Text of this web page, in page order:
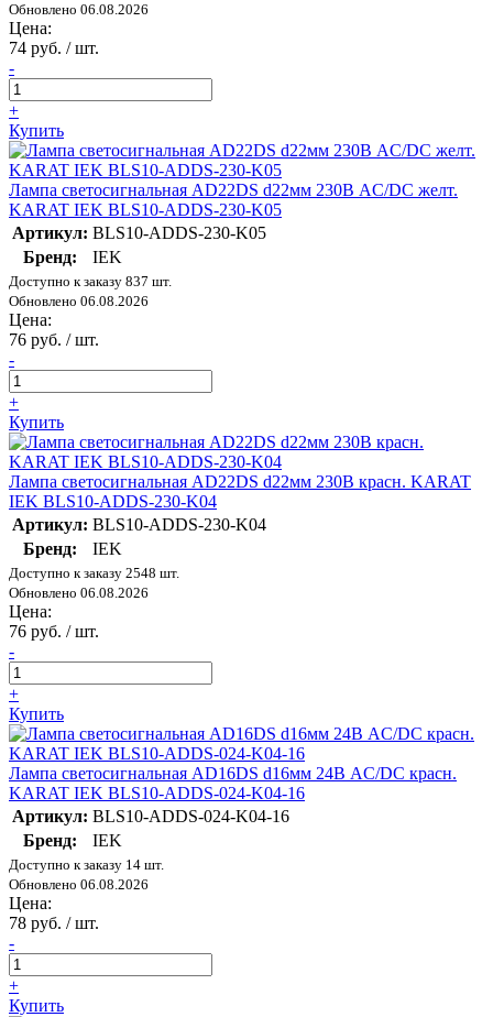
Обновлено 06.08.2026
Цена:
74 руб. / шт.
-
+
Купить
Лампа светосигнальная AD22DS d22мм 230В AC/DC желт.
KARAT IEK BLS10-ADDS-230-K05
Артикул: BLS10-ADDS-230-K05
Бренд:
IEK
Доступно к заказу 837 шт.
Обновлено 06.08.2026
Цена:
76 руб. / шт.
-
+
Купить
Лампа светосигнальная AD22DS d22мм 230В красн. KARAT
IEK BLS10-ADDS-230-K04
Артикул: BLS10-ADDS-230-K04
Бренд:
IEK
Доступно к заказу 2548 шт.
Обновлено 06.08.2026
Цена:
76 руб. / шт.
-
+
Купить
Лампа светосигнальная AD16DS d16мм 24В AC/DC красн.
KARAT IEK BLS10-ADDS-024-K04-16
Артикул: BLS10-ADDS-024-K04-16
Бренд:
IEK
Доступно к заказу 14 шт.
Обновлено 06.08.2026
Цена:
78 руб. / шт.
-
+
Купить